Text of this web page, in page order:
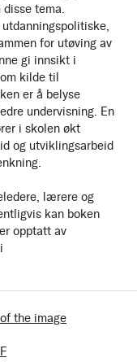
tema.
for utøving av
gi innsikt i
kilde til
er å belyse
undervisning. En
i skolen økt
og utviklingsarbeid
lærere og
kan boken
opptatt av
the image